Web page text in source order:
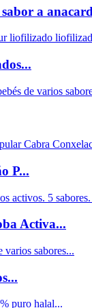
a
P...
Activa...